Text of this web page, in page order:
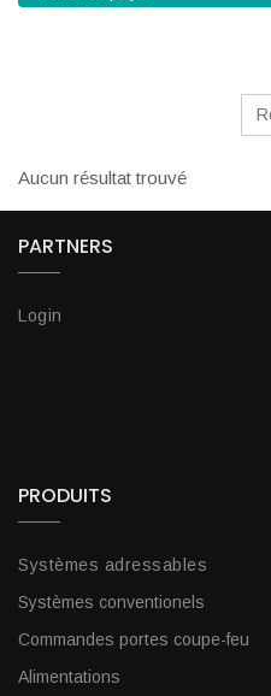
Aucun résultat trouvé
PARTNERS
Login
PRODUITS
Systèmes adressables
Systèmes conventionels
Commandes portes coupe-feu
Alimentations